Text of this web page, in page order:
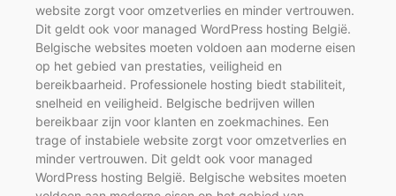
website zorgt voor omzetverlies en minder vertrouwen.
Dit geldt ook voor managed WordPress hosting België.
Belgische websites moeten voldoen aan moderne eisen
op het gebied van prestaties, veiligheid en
bereikbaarheid. Professionele hosting biedt stabiliteit,
snelheid en veiligheid. Belgische bedrijven willen
bereikbaar zijn voor klanten en zoekmachines. Een
trage of instabiele website zorgt voor omzetverlies en
minder vertrouwen. Dit geldt ook voor managed
WordPress hosting België. Belgische websites moeten